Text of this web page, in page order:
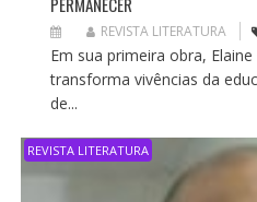
REVISTA LITERATURA
Em sua primeira obra,
transforma vivências da
de...
REVISTA LITERATURA